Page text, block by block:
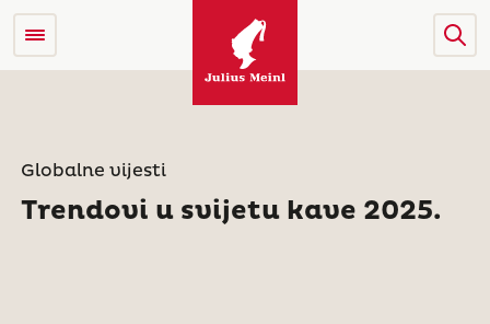
Globalne vijesti
Trendovi u svijetu kave 2025.